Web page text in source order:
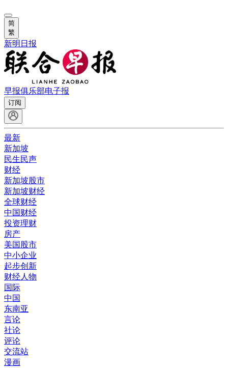
简
繁
新明日报
早报俱乐部电子报
订阅
最新
新加坡
民生民声
财经
新加坡股市
新加坡财经
全球财经
中国财经
投资理财
房产
美国股市
中小企业
起步创新
财经人物
国际
中国
东南亚
言论
社论
评论
交流站
漫画